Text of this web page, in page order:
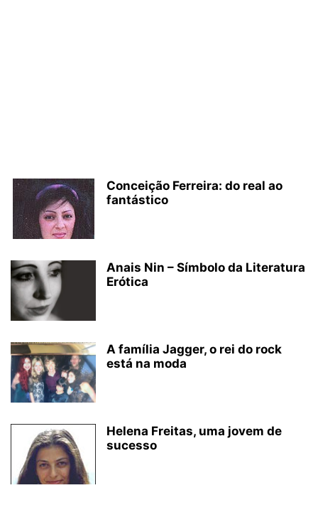
Conceição Ferreira: do real ao
fantástico
Anais Nin – Símbolo da Literatura
Erótica
A família Jagger, o rei do rock
está na moda
Helena Freitas, uma jovem de
sucesso